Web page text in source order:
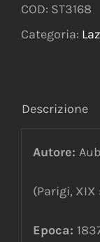
COD: ST3168
Categoria:
Descrizione
Autore:
(Parigi, XIX
Epoca: